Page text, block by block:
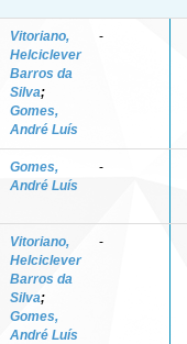
Vitoriano,
Helciclever
Barros da
Silva;
Gomes,
André Luís
-
Gomes,
André Luís
-
Vitoriano,
Helciclever
Barros da
Silva;
Gomes,
André Luís
-